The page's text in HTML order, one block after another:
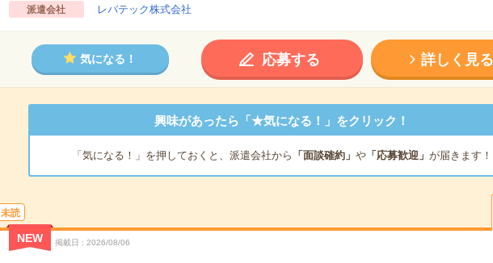
派遣会社 レバテック株式会社
気になる！ 応募する 詳しく見る
興味があったら「★気になる！」をクリック！
「気になる！」を押しておくと、派遣会社から 「面談確約」 や「応募歓迎」 が届きます！
未読
NEW 掲載日 2026/08/06